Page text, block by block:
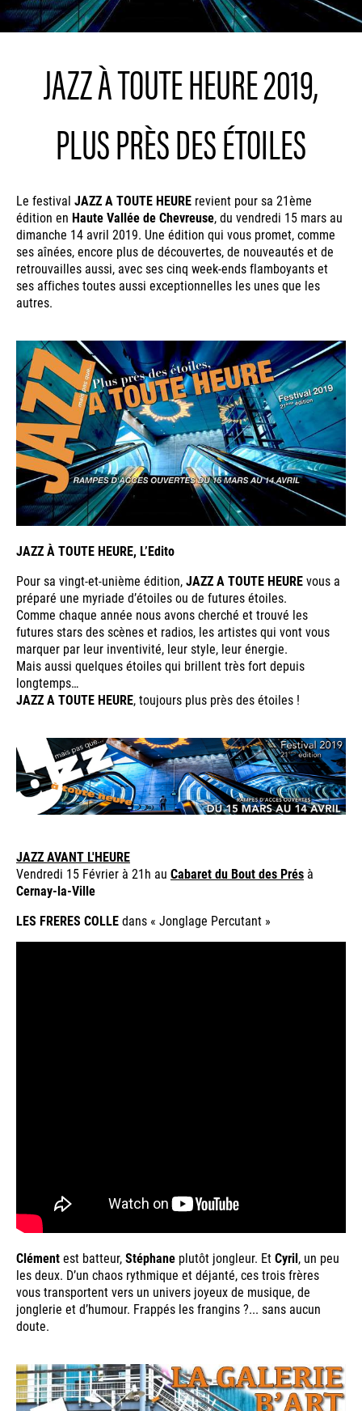
JAZZ À TOUTE HEURE 2019,
PLUS PRÈS DES ÉTOILES
Le festival JAZZ A TOUTE HEURE revient pour sa 21ème
édition en Haute Vallée de Chevreuse, du vendredi 15 mars au
dimanche 14 avril 2019. Une édition qui vous promet, comme
ses aînées, encore plus de découvertes, de nouveautés et de
retrouvailles aussi, avec ses cinq week-ends flamboyants et
ses affiches toutes aussi exceptionnelles les unes que les
autres.
JAZZ À TOUTE HEURE, L’Edito
Pour sa vingt-et-unième édition,JAZZ A TOUTE HEUREvous a
préparé une myriade d’étoiles ou de futures étoiles.
Comme chaque année nous avons cherché et trouvé les
futures stars des scènes et radios, les artistes qui vont vous
marquer par leur inventivité, leur style, leur énergie.
Mais aussi quelques étoiles qui brillent très fort depuis
longtemps…
JAZZ A TOUTE HEURE, toujours plus près des étoiles !
JAZZ AVANT L'HEURE
Vendredi 15 Février à 21h au Cabaret du Bout des Prés à
Cernay-la-Ville
LES FRERES COLLEdans « Jonglage Percutant »
Clémentest batteur,Stéphane plutôt jongleur. EtCyril, un peu
les deux. D’un chaos rythmique et déjanté, ces trois frères
vous transportent vers un univers joyeux de musique, de
jonglerie et d’humour. Frappés les frangins ?... sans aucun
doute.